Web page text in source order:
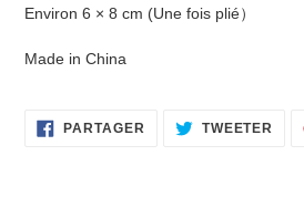
Environ 6 × 8 cm (Une fois plié）
Made in China
PARTAGER PARTAGER
SUR
TWEETER
SUR